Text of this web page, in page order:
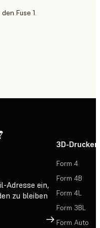
Fuse 1.
Adresse ein,
zu bleiben
Registrieren
3D-Drucker
Form 4
Form 4B
Form 4L
Form 3BL
Form Auto